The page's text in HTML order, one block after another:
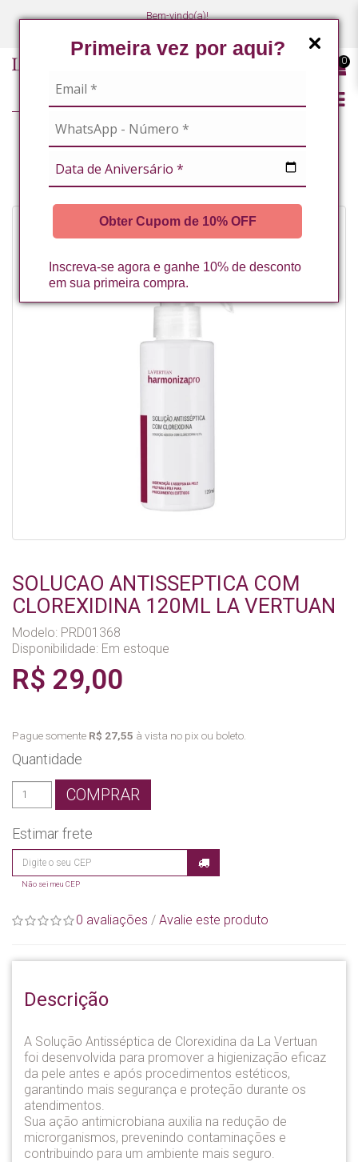
Primeira vez por aqui?
Obter Cupom de 10% OFF
Inscreva-se agora e ganhe 10% de desconto
em sua primeira compra.
Bem-vindo(a)!
0
SOLUCAO ANTISSEPTICA COM
CLOREXIDINA 120ML LA VERTUAN
Modelo: PRD01368
Disponibilidade: Em estoque
R$ 29,00
Pague somente R$ 27,55 à vista no pix ou boleto.
Quantidade
COMPRAR
Estimar frete
Não sei meu CEP
0 avaliações / Avalie este produto
Descrição
A Solução Antisséptica de Clorexidina da La Vertuan
foi desenvolvida para promover a higienização eficaz
da pele antes e após procedimentos estéticos,
garantindo mais segurança e proteção durante os
atendimentos.
Sua ação antimicrobiana auxilia na redução de
microrganismos, prevenindo contaminações e
contribuindo para um ambiente mais seguro.